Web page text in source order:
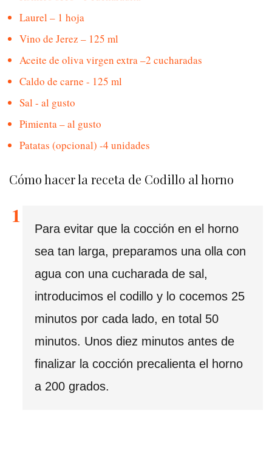
Laurel – 1 hoja
Vino de Jerez – 125 ml
Aceite de oliva virgen extra –2 cucharadas
Caldo de carne - 125 ml
Sal - al gusto
Pimienta – al gusto
Patatas (opcional) -4 unidades
Cómo hacer la receta de Codillo al horno
Para evitar que la cocción en el horno
sea tan larga, preparamos una olla con
agua con una cucharada de sal,
introducimos el codillo y lo cocemos 25
minutos por cada lado, en total 50
minutos. Unos diez minutos antes de
finalizar la cocción precalienta el horno
a 200 grados.